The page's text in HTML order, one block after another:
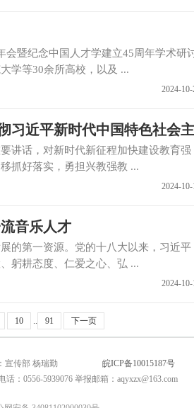
纪念中国人才学建立45周年学术研
学等30余所高校，以及 ...
2024-10-
习近平新时代中国特色社会主
话，对新时代新征程加快建设教育强
抓好落实，勇担兴教强教 ...
2024-10-
音乐人才
第一资源。党的十八大以来，习近平
躬耕态度、仁爱之心、弘 ...
2024-10-
10 .. 91 下一页
维护：宣传部 杨瑞勤 皖ICP备10015187号
互
话：0556-5939076 举报邮箱：